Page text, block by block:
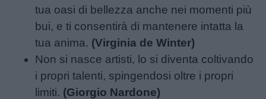
tua oasi di bellezza anche nei momenti più
bui, e ti consentirà di mantenere intatta la
tua anima. (Virginia de Winter)
Non si nasce artisti, lo si diventa coltivando
i propri talenti, spingendosi oltre i propri
limiti. (Giorgio Nardone)